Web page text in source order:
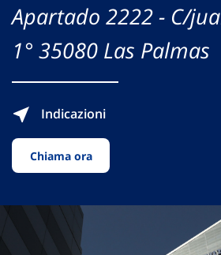
Apartado 2222 - C/
1° 35080 Las Palmas
Indicazioni
Chiama ora